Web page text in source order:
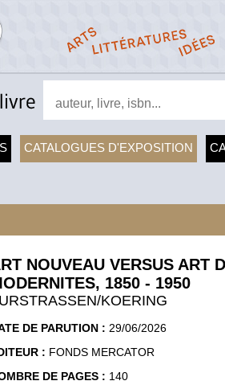
CATALOGUES D'EXPOSITION
NOUVEAU VERSUS ART
1850 - 1950
KOERING
DE PARUTION : 29/06/2026
: FONDS MERCATOR
DE PAGES : 140